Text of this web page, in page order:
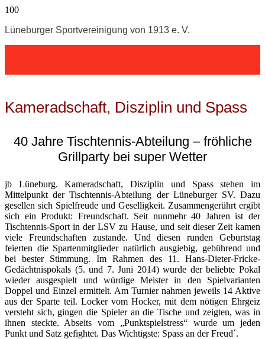
Lüneburger Sportvereinigung von 1913 e. V.
Kameradschaft, Disziplin und Spass
40 Jahre Tischtennis-Abteilung – fröhliche
Grillparty bei super Wetter
jb Lüneburg. Kameradschaft, Disziplin und Spass stehen im
Mittelpunkt der Tischtennis-Abteilung der Lüneburger SV. Dazu
gesellen sich Spielfreude und Geselligkeit. Zusammengerührt ergibt
sich ein Produkt: Freundschaft. Seit nunmehr 40 Jahren ist der
Tischtennis-Sport in der LSV zu Hause, und seit dieser Zeit kamen
viele Freundschaften zustande. Und diesen runden Geburtstag
feierten die Spartenmitglieder natürlich ausgiebig, gebührend und
bei bester Stimmung. Im Rahmen des 11. Hans-Dieter-Fricke-
Gedächtnispokals (5. und 7. Juni 2014) wurde der beliebte Pokal
wieder ausgespielt und würdige Meister in den Spielvarianten
Doppel und Einzel ermittelt. Am Turnier nahmen jeweils 14 Aktive
aus der Sparte teil. Locker vom Hocker, mit dem nötigen Ehrgeiz
versteht sich, gingen die Spieler an die Tische und zeigten, was in
ihnen steckte. Abseits vom „Punktspielstress“ wurde um jeden
Punkt und Satz gefightet. Das Wichtigste: Spass an der Freud´.